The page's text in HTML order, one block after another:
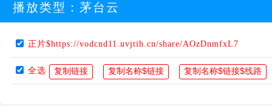
播放类型： 茅台云
正片$https://vodcnd11.uvjtih.cn/share/AOzDnmfxL7
全选